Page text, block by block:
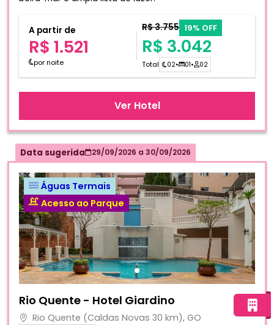
A partir de
R$ 1.521
por noite
R$ 3.755 19% OFF
R$ 3.042
Total 02• 01• 02
Ver Hotel
Data sugerida 29/09/2026 a 30/09/2026
Águas Termais
Acesso ao Parque
Rio Quente - Hotel Giardino
Rio Quente (Caldas Novas 30 km), GO